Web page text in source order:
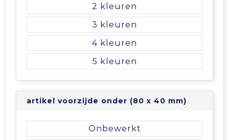
2
3
4
5
artikel voorzijde onder (80 x 40 mm)
Onbewerkt